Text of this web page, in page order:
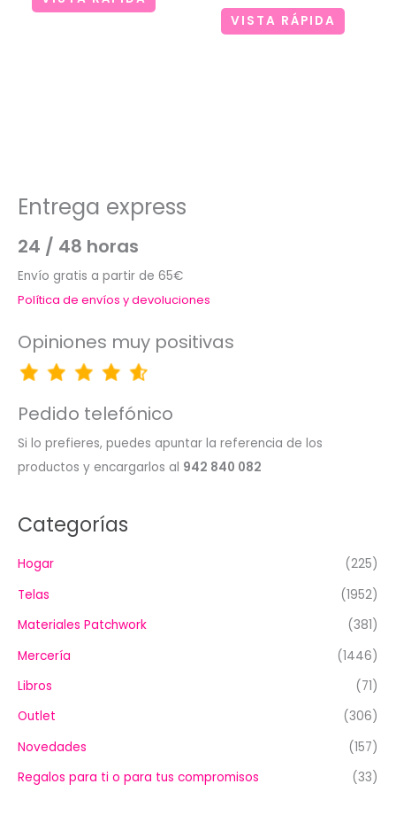
VISTA RÁPIDA
Entrega express
24 / 48 horas
Envío gratis a partir de 65€
Política de envíos y devoluciones
Opiniones muy positivas
Pedido telefónico
Si lo prefieres, puedes apuntar la referencia de los
productos y encargarlos al 942 840 082
Categorías
Hogar
(225)
Telas
(1952)
Materiales Patchwork
(381)
Mercería
(1446)
Libros
(71)
Outlet
(306)
Novedades
(157)
Regalos para ti o para tus compromisos
(33)